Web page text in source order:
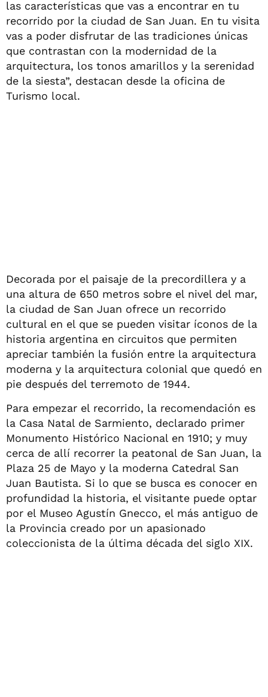
las características que vas a encontrar en tu
recorrido por la ciudad de San Juan. En tu visita
vas a poder disfrutar de las tradiciones únicas
que contrastan con la modernidad de la
arquitectura, los tonos amarillos y la serenidad
de la siesta”, destacan desde la oficina de
Turismo local.
Decorada por el paisaje de la precordillera y a
una altura de 650 metros sobre el nivel del mar,
la ciudad de San Juan ofrece un recorrido
cultural en el que se pueden visitar íconos de la
historia argentina en circuitos que permiten
apreciar también la fusión entre la arquitectura
moderna y la arquitectura colonial que quedó en
pie después del terremoto de 1944.
Para empezar el recorrido, la recomendación es
la Casa Natal de Sarmiento, declarado primer
Monumento Histórico Nacional en 1910; y muy
cerca de allí recorrer la peatonal de San Juan, la
Plaza 25 de Mayo y la moderna Catedral San
Juan Bautista. Si lo que se busca es conocer en
profundidad la historia, el visitante puede optar
por el Museo Agustín Gnecco, el más antiguo de
la Provincia creado por un apasionado
coleccionista de la última década del siglo XIX.